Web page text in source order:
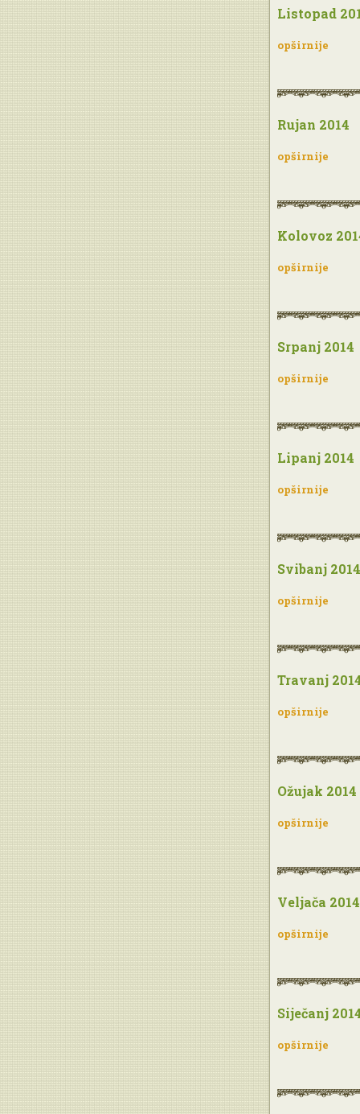
Listopad
opširnije
Rujan 2014
opširnije
Kolovoz
opširnije
Srpanj 2014
opširnije
Lipanj 2014
opširnije
Svibanj 2014
opširnije
Travanj
opširnije
Ožujak 2014
opširnije
Veljača 2014
opširnije
Siječanj
opširnije